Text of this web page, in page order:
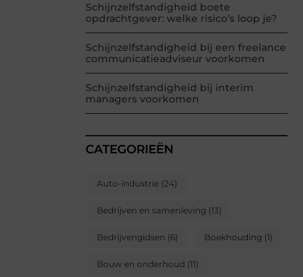
Schijnzelfstandigheid boete
opdrachtgever: welke risico’s loop je?
Schijnzelfstandigheid bij een freelance
communicatieadviseur voorkomen
Schijnzelfstandigheid bij interim
managers voorkomen
CATEGORIEËN
Auto-industrie (24)
Bedrijven en samenleving (13)
Bedrijvengidsen (6) Boekhouding (1)
Bouw en onderhoud (11)